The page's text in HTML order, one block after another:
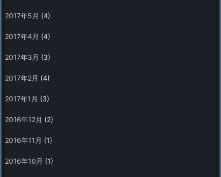
2017年5月 (4)
2017年4月 (4)
2017年3月 (3)
2017年2月 (4)
2017年1月 (3)
2016年12月 (2)
2016年11月 (1)
2016年10月 (1)